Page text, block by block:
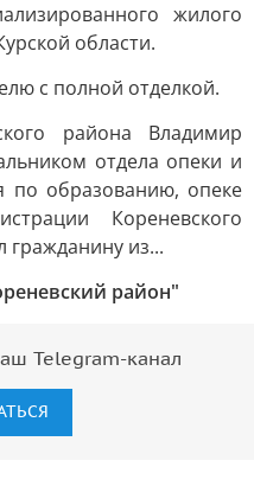
жилого
области.
с полной отделкой.
район"
Telegram-канал